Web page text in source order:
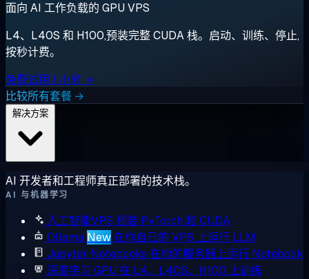
面向 AI 工作负载的 GPU VPS
L4、L40S 和 H100,预装完整 CUDA 栈。启动、训练、停止,
按秒计费。
免费试用 1 小时 →
比较所有套餐 →
AI 开发者和工程师真正部署的技术栈。
AI 与机器学习
人工智能VPS 预装 PyTorch 和 CUDA
Ollama New在你自己的 VPS 上运行 LLM
Jupyter Notebooks 在你的服务器上运行 Notebook
深度学习 GPU 在 L4、L40S、H100 上训练